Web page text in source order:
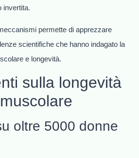
invertita.
permette di apprezzare
scientifiche che hanno indagato la
e longevità.
sulla longevità
oltre 5000 donne